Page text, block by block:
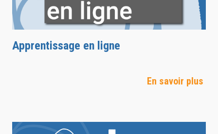
Apprentissage en ligne
En savoir plus